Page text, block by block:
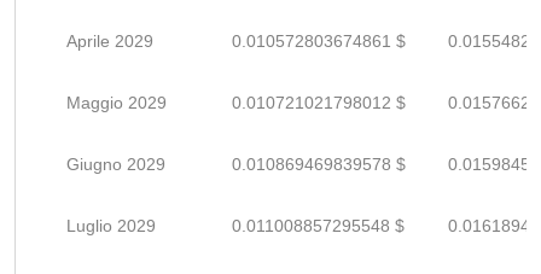
Aprile 2029 0.010572803674861 $
Maggio 2029 0.010721021798012 $
Giugno 2029 0.010869469839578 $
Luglio 2029 0.011008857295548 $